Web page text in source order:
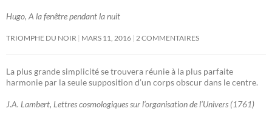
Hugo, A la fenêtre pendant la nuit
TRIOMPHE DU NOIR MARS 11, 2016 2 COMMENTAIRES
La plus grande simplicité se trouvera réunie à la plus parfaite
harmonie par la seule supposition d’un corps obscur dans le centre.
J.A. Lambert, Lettres cosmologiques sur l’organisation de l’Univers (1761)